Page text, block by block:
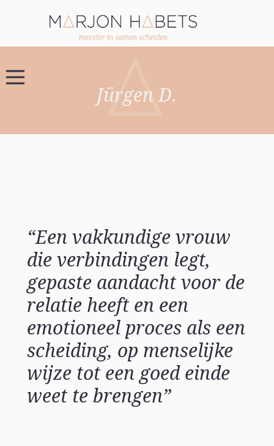
Jürgen D.
“Een vakkundige vrouw
die verbindingen legt,
gepaste aandacht voor de
relatie heeft en een
emotioneel proces als een
scheiding, op menselijke
wijze tot een goed einde
weet te brengen”